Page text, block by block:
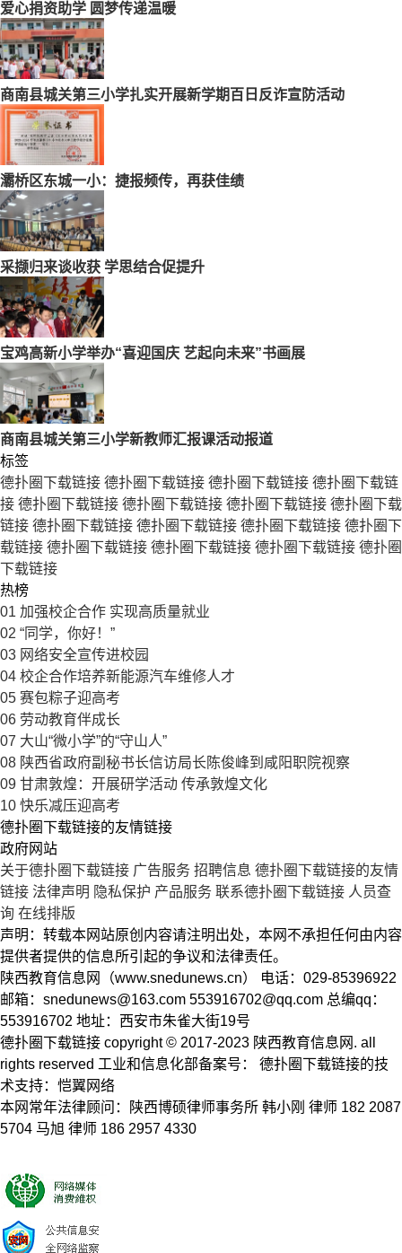
爱心捐资助学 圆梦传递温暖
商南县城关第三小学扎实开展新学期百日反诈宣防活动
灞桥区东城一小：捷报频传，再获佳绩
采撷归来谈收获 学思结合促提升
宝鸡高新小学举办“喜迎国庆 艺起向未来”书画展
商南县城关第三小学新教师汇报课活动报道
标签
德扑圈下载链接 德扑圈下载链接 德扑圈下载链接 德扑圈下载链
接 德扑圈下载链接 德扑圈下载链接 德扑圈下载链接 德扑圈下载
链接 德扑圈下载链接 德扑圈下载链接 德扑圈下载链接 德扑圈下
载链接 德扑圈下载链接 德扑圈下载链接 德扑圈下载链接 德扑圈
下载链接
热榜
01 加强校企合作 实现高质量就业
02 “同学，你好！”
03 网络安全宣传进校园
04 校企合作培养新能源汽车维修人才
05 赛包粽子迎高考
06 劳动教育伴成长
07 大山“微小学”的“守山人”
08 陕西省政府副秘书长信访局长陈俊峰到咸阳职院视察
09 甘肃敦煌：开展研学活动 传承敦煌文化
10 快乐减压迎高考
德扑圈下载链接的友情链接
政府网站
关于德扑圈下载链接 广告服务 招聘信息 德扑圈下载链接的友情
链接 法律声明 隐私保护 产品服务 联系德扑圈下载链接 人员查
询 在线排版
声明：转载本网站原创内容请注明出处，本网不承担任何由内容
提供者提供的信息所引起的争议和法律责任。
陕西教育信息网（www.snedunews.cn） 电话：029-85396922
邮箱： snedunews@163.com 553916702@qq.com 总编qq：
553916702 地址：西安市朱雀大街19号
德扑圈下载链接 copyright © 2017-2023 陕西教育信息网. all
rights reserved 工业和信息化部备案号： 德扑圈下载链接的技
术支持：恺翼网络
本网常年法律顾问：陕西博硕律师事务所 韩小刚 律师 182 2087
5704 马旭 律师 186 2957 4330